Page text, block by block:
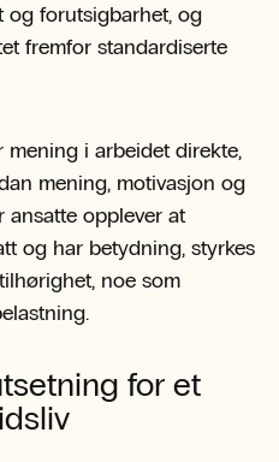
og forutsigbarhet, og
fremfor standardiserte
mening i arbeidet direkte,
mening, motivasjon og
ansatte opplever at
og har betydning, styrkes
noe som
for et